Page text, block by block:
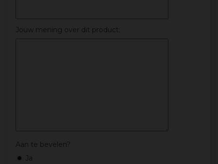
Jouw mening over dit product:
Aan te bevelen?
Ja